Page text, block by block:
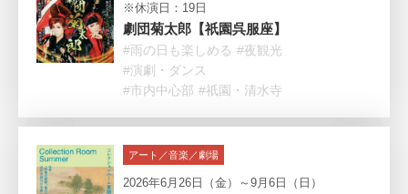
※休演日：19日
劇団菊太郎【祇園呉服座】
#雨の日も楽しめる #夜観光
#演劇・ダンス
#市内中心部 #祇園・清水寺
アート／音楽／劇場
2026年6月26日（金）～9月6日（日）